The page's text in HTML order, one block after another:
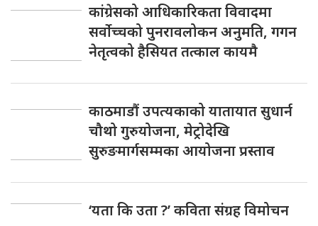
कांग्रेसको आधिकारिकता विवादमा
सर्वोच्चको पुनरावलोकन अनुमति, गगन
नेतृत्वको हैसियत तत्काल कायमै
काठमाडौं उपत्यकाको यातायात सुधार्न
चौथो गुरुयोजना, मेट्रोदेखि
सुरुङमार्गसम्मका आयोजना प्रस्ताव
‘यता कि उता ?’ कविता संग्रह विमोचन